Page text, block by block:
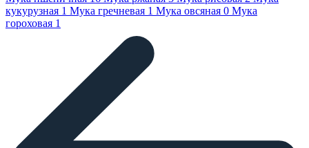
кукурузная 1 Мука гречневая 1 Мука овсяная 0 Мука
гороховая 1